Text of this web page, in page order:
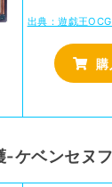
出典：遊戯王
-ケベンセヌフ